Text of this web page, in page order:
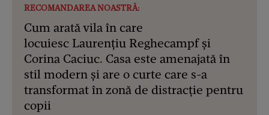
RECOMANDAREA NOASTRĂ:
Cum arată vila în care
locuiesc Laurențiu Reghecampf și
Corina Caciuc. Casa este amenajată în
stil modern și are o curte care s-a
transformat în zonă de distracție pentru
copii